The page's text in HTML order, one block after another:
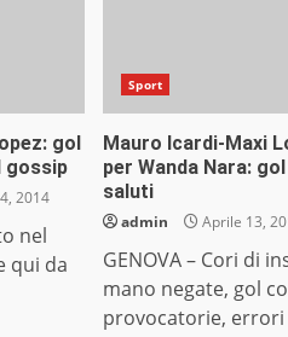
gol
gossip
2014
nel
qui da
Sport
Mauro Icardi-Maxi
per Wanda Nara:
saluti
admin Aprile 13,
GENOVA – Cori di
mano negate, gol
provocatorie,